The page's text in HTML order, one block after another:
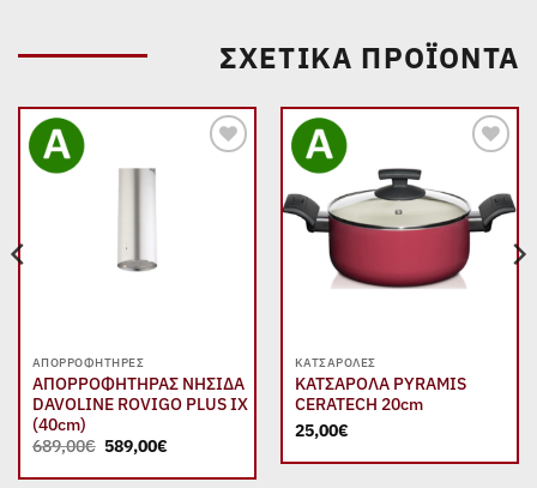
ΣΧΕΤΙΚΆ ΠΡΟΪΌΝΤΑ
ΑΠΟΡΡΟΦΗΤΉΡΕΣ
ΑΠΟΡΡΟΦΗΤΗΡΑΣ ΝΗΣΙΔΑ
DAVOLINE ROVIGO PLUS IX
(40cm)
689,00€ Original
price
was:
589,00€Η
τιμή
ΚΑΤΣΑΡΌΛΕΣ
ΚΑΤΣΑΡΟΛΑ PYRAMIS
CERATECH 20cm
25,00€